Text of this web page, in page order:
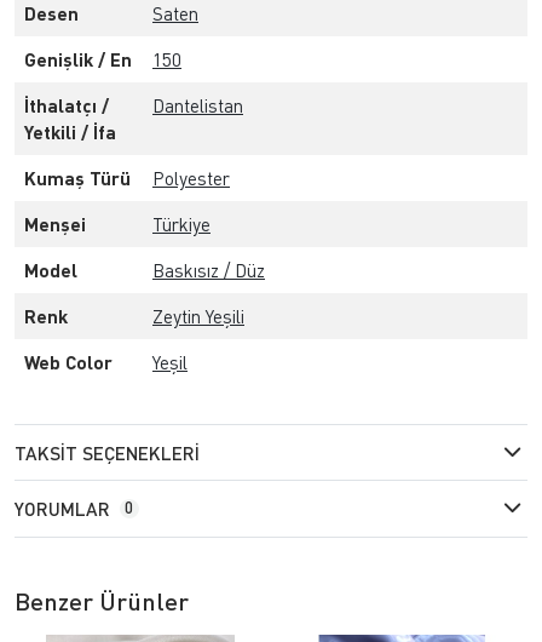
Desen Saten
Genişlik / En 150
İthalatçı /
Yetkili / İfa
Dantelistan
Kumaş Türü Polyester
Menşei Türkiye
Model Baskısız / Düz
Renk Zeytin Yeşili
Web Color Yeşil
TAKSIT SEÇENEKLERI
YORUMLAR 0
Benzer Ürünler